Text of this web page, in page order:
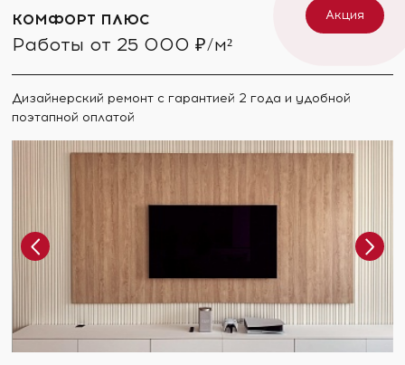
КОМФОРТ ПЛЮС
Работы от 25 000 ₽/м²
Дизайнерский ремонт с гарантией 2 года и удобной
поэтапной оплатой
Акция